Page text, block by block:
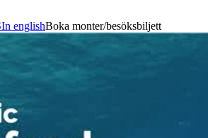
In englishBoka monter/besöksbiljett